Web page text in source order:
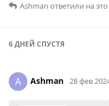
Ashman ответили на
6 ДНЕЙ СПУСТЯ
A Ashman 28 фев